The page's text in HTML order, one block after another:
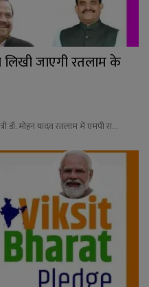
जाएगी रतलाम के
डॉ. मोहन यादव रतलाम में एमपी रा...